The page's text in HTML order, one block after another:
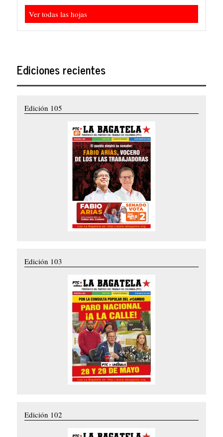
Ver todas las hojas
Ediciones recientes
Edición 105
Edición 103
Edición 102